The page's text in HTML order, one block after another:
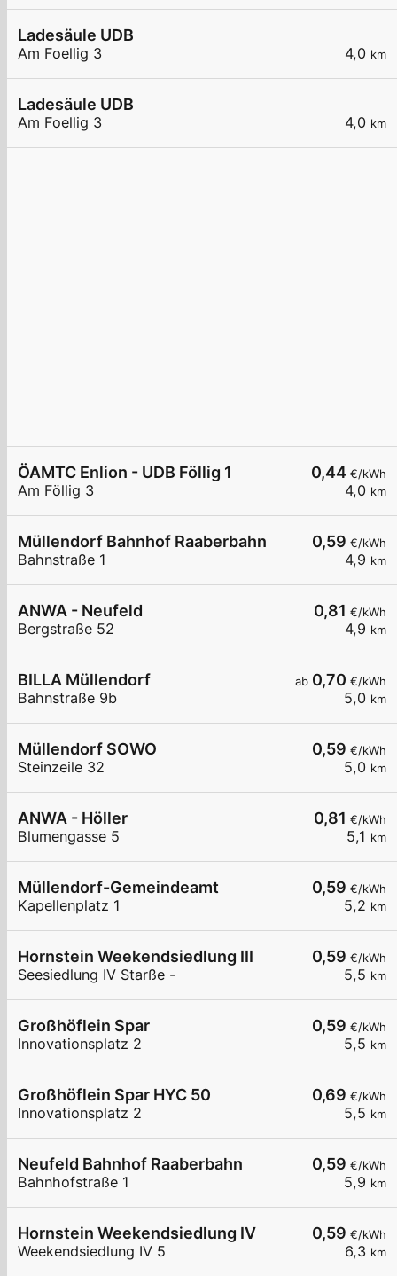
4,0 km
Ladesäule UDB
Am Foellig 3
4,0 km
Ladesäule UDB
Am Foellig 3
0,44 €/kWh
4,0 km
ÖAMTC Enlion - UDB Föllig 1
Am Föllig 3
0,59 €/kWh
4,9 km
Müllendorf Bahnhof Raaberbahn
Bahnstraße 1
0,81 €/kWh
4,9 km
ANWA - Neufeld
Bergstraße 52
ab 0,70 €/kWh
5,0 km
BILLA Müllendorf
Bahnstraße 9b
0,59 €/kWh
5,0 km
Müllendorf SOWO
Steinzeile 32
0,81 €/kWh
5,1 km
ANWA - Höller
Blumengasse 5
0,59 €/kWh
5,2 km
Müllendorf-Gemeindeamt
Kapellenplatz 1
0,59 €/kWh
5,5 km
Hornstein Weekendsiedlung III
Seesiedlung IV Starße -
0,59 €/kWh
5,5 km
Großhöflein Spar
Innovationsplatz 2
0,69 €/kWh
5,5 km
Großhöflein Spar HYC 50
Innovationsplatz 2
0,59 €/kWh
5,9 km
Neufeld Bahnhof Raaberbahn
Bahnhofstraße 1
0,59 €/kWh
6,3 km
Hornstein Weekendsiedlung IV
Weekendsiedlung IV 5